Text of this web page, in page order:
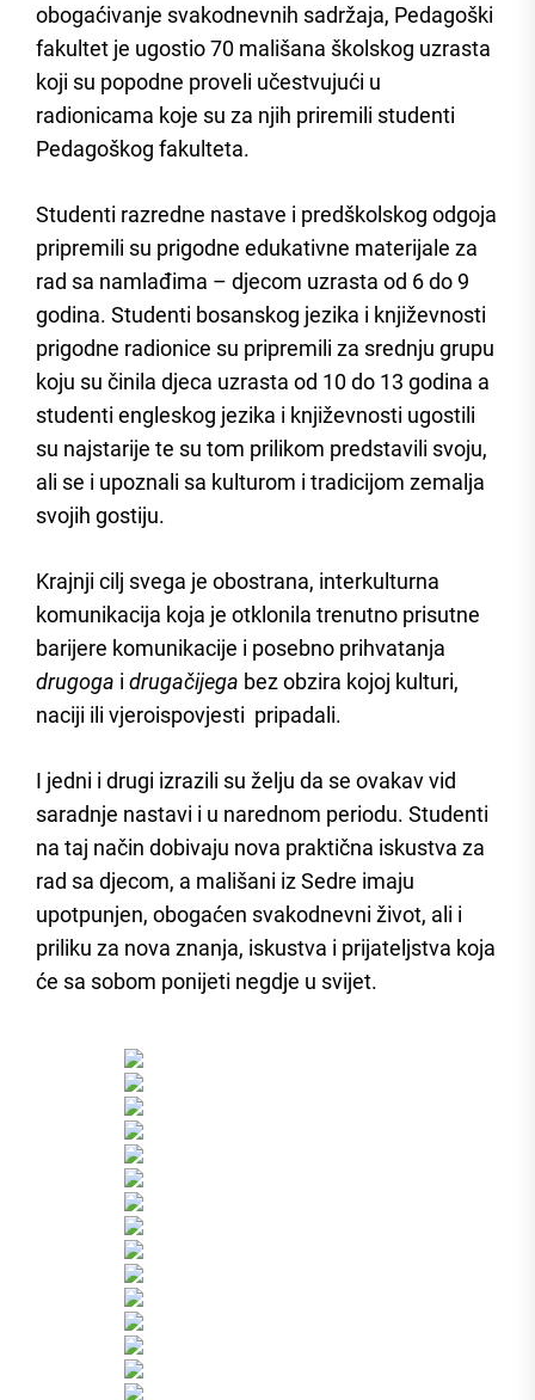
obogaćivanje svakodnevnih sadržaja, Pedagoški
fakultet je ugostio 70 mališana školskog uzrasta
koji su popodne proveli učestvujući u
radionicama koje su za njih priremili studenti
Pedagoškog fakulteta.
Studenti razredne nastave i predškolskog odgoja
pripremili su prigodne edukativne materijale za
rad sa namlađima – djecom uzrasta od 6 do 9
godina. Studenti bosanskog jezika i književnosti
prigodne radionice su pripremili za srednju grupu
koju su činila djeca uzrasta od 10 do 13 godina a
studenti engleskog jezika i književnosti ugostili
su najstarije te su tom prilikom predstavili svoju,
ali se i upoznali sa kulturom i tradicijom zemalja
svojih gostiju.
Krajnji cilj svega je obostrana, interkulturna
komunikacija koja je otklonila trenutno prisutne
barijere komunikacije i posebno prihvatanja
drugoga i drugačijega bez obzira kojoj kulturi,
naciji ili vjeroispovjesti pripadali.
I jedni i drugi izrazili su želju da se ovakav vid
saradnje nastavi i u narednom periodu. Studenti
na taj način dobivaju nova praktična iskustva za
rad sa djecom, a mališani iz Sedre imaju
upotpunjen, obogaćen svakodnevni život, ali i
priliku za nova znanja, iskustva i prijateljstva koja
će sa sobom ponijeti negdje u svijet.